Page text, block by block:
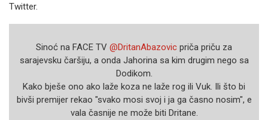
Twitter.
Sinoć na FACE TV @DritanAbazovic priča priču za
sarajevsku čaršiju, a onda Jahorina sa kim drugim nego sa
Dodikom.
Kako bješe ono ako laže koza ne laže rog ili Vuk. Ili što bi
bivši premijer rekao "svako mosi svoj ️i ja ga časno nosim", e
vala časnije ne može biti Dritane.